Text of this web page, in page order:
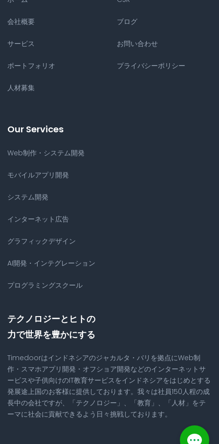
会社概要
サービス
ポートフォリオ
人材募集
ブログ
お問い合わせ
プライバシーポリシー
Our Services
Web制作・システム開発
モバイルアプリ開発
システム開発
インターネット広告
グラフィックデザイン
AI開発・インテグレーション
プログラミングスクール
テクノロジーとヒトの
力で世界を豊かにする
Timedoorはインドネシアのジャカルタ・バリを拠点にWeb制
作・スマホアプリ開発・オフショア開発などのインターネットサ
ービスや子供向けのIT教育サービスをインドネシアをはじめとする
発展途上国のお客様に提供しております。我々は社員150人程の成
長中の会社ですが、「テクノロジー」、「教育」、「人材」をテ
ーマに社会に貢献できるよう日々挑戦しております。